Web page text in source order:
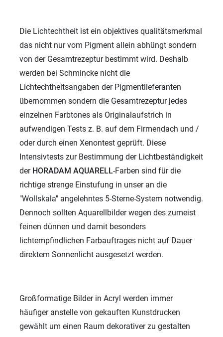
Die Lichtechtheit ist ein objektives qualitätsmerkmal
das nicht nur vom Pigment allein abhüngt sondern
von der Gesamtrezeptur bestimmt wird. Deshalb
werden bei Schmincke nicht die
Lichtechtheitsangaben der Pigmentlieferanten
übernommen sondern die Gesamtrezeptur jedes
einzelnen Farbtones als Originalaufstrich in
aufwendigen Tests z. B. auf dem Firmendach und /
oder durch einen Xenontest geprüft. Diese
Intensivtests zur Bestimmung der Lichtbeständigkeit
der HORADAM AQUARELL-Farben sind für die
richtige strenge Einstufung in unser an die
"Wollskala" angelehntes 5-Sterne-System notwendig.
Dennoch sollten Aquarellbilder wegen des zumeist
feinen dünnen und damit besonders
lichtempfindlichen Farbauftrages nicht auf Dauer
direktem Sonnenlicht ausgesetzt werden.
Großformatige Bilder in Acryl werden immer
häufiger anstelle von gekauften Kunstdrucken
gewählt um einen Raum dekorativer zu gestalten